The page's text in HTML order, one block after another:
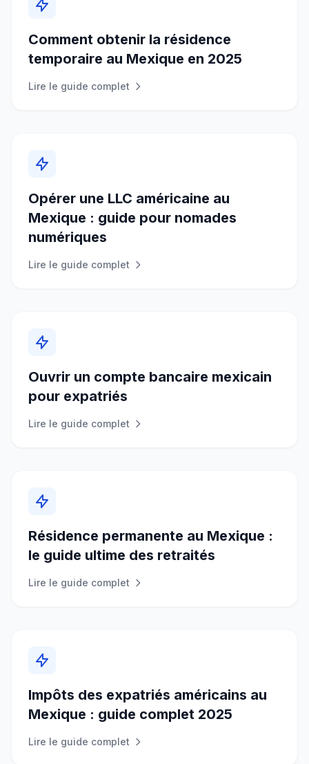
Comment obtenir la résidence
temporaire au Mexique en 2025
Lire le guide complet
Opérer une LLC américaine au
Mexique : guide pour nomades
numériques
Lire le guide complet
Ouvrir un compte bancaire mexicain
pour expatriés
Lire le guide complet
Résidence permanente au Mexique :
le guide ultime des retraités
Lire le guide complet
Impôts des expatriés américains au
Mexique : guide complet 2025
Lire le guide complet